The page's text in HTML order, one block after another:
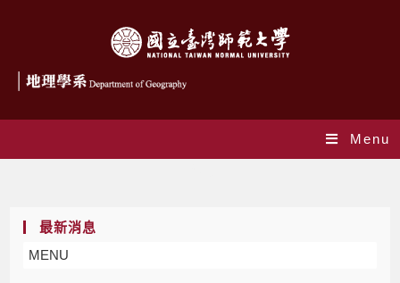
Menu
最新消息
MENU